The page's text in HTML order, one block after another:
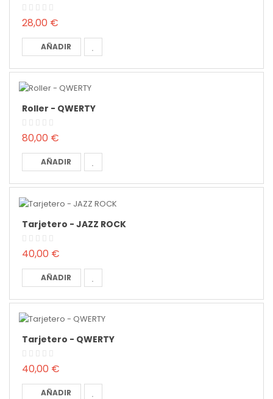
28,00 €
AÑADIR
Roller - QWERTY
80,00 €
AÑADIR
Tarjetero - JAZZ ROCK
40,00 €
AÑADIR
Tarjetero - QWERTY
40,00 €
AÑADIR